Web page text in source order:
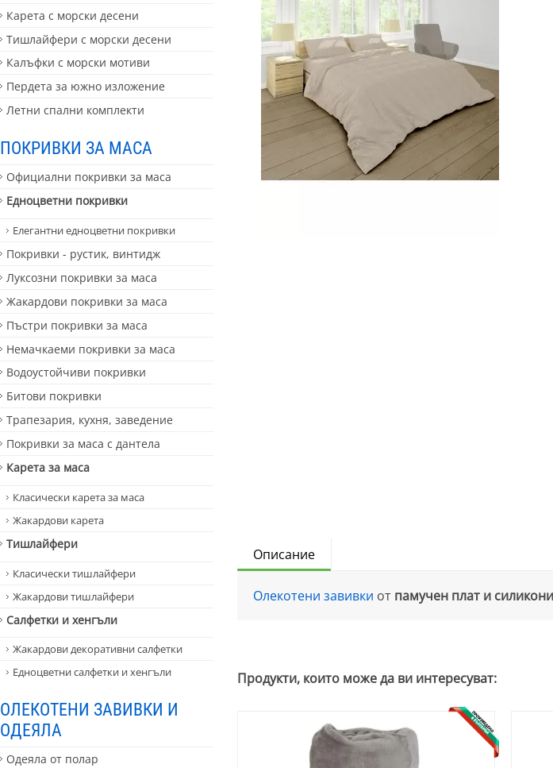
Карета с морски десени
Тишлайфери с морски десени
Калъфки с морски мотиви
Пердета за южно изложение
Летни спални комплекти
ПОКРИВКИ ЗА МАСА
Официални покривки за маса
Едноцветни покривки
Елегантни едноцветни покривки
Покривки - рустик, винтидж
Луксозни покривки за маса
Жакардови покривки за маса
Пъстри покривки за маса
Немачкаеми покривки за маса
Водоустойчиви покривки
Битови покривки
Трапезария, кухня, заведение
Покривки за маса с дантела
Карета за маса
Класически карета за маса
Жакардови карета
Тишлайфери
Класически тишлайфери
Жакардови тишлайфери
Салфетки и хенгъли
Жакардови декоративни салфетки
Едноцветни салфетки и хенгъли
ОЛЕКОТЕНИ ЗАВИВКИ И
ОДЕЯЛА
Одеяла от полар
Описание
Олекотени завивки от памучен плат и
Продукти, които може да ви интересуват: